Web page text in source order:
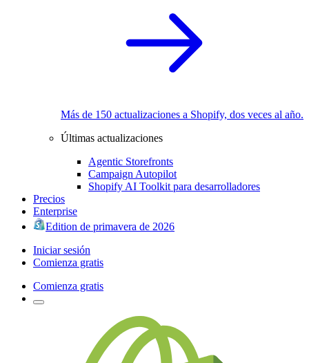
Más de 150 actualizaciones a Shopify, dos veces al año.
Últimas actualizaciones
Agentic Storefronts
Campaign Autopilot
Shopify AI Toolkit para desarrolladores
Precios
Enterprise
Edition de primavera de 2026
Iniciar sesión
Comienza gratis
Comienza gratis